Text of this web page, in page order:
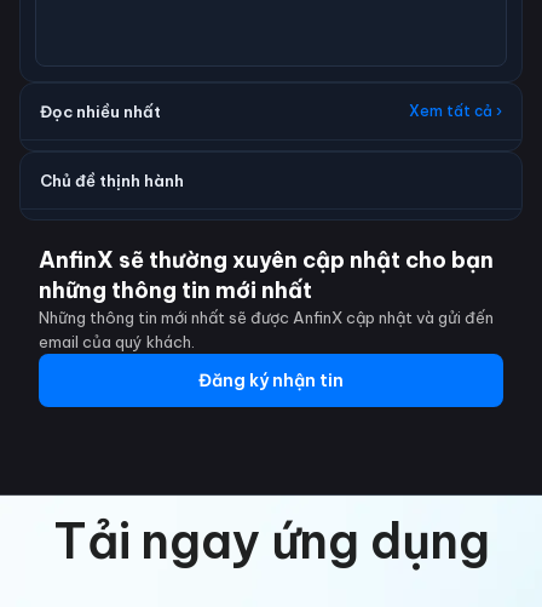
Đọc nhiều nhất Xem tất cả ›
Chủ đề thịnh hành
AnfinX sẽ thường xuyên cập nhật cho bạn
những thông tin mới nhất
Những thông tin mới nhất sẽ được AnfinX cập nhật và gửi đến
email của quý khách.
Đăng ký nhận tin
Tải ngay ứng dụng